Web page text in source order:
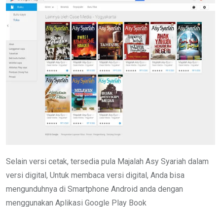
Selain versi cetak, tersedia pula Majalah Asy Syariah dalam
versi digital, Untuk membaca versi digital, Anda bisa
mengunduhnya di Smartphone Android anda dengan
menggunakan Aplikasi Google Play Book